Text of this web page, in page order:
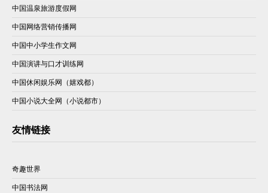
中国温泉旅游度假网
中国网络营销传播网
中国中小学生作文网
中国演讲与口才训练网
中国休闲娱乐网（嬉戏都）
中国小说大全网（小说都市）
友情链接
奇趣世界
中国书法网